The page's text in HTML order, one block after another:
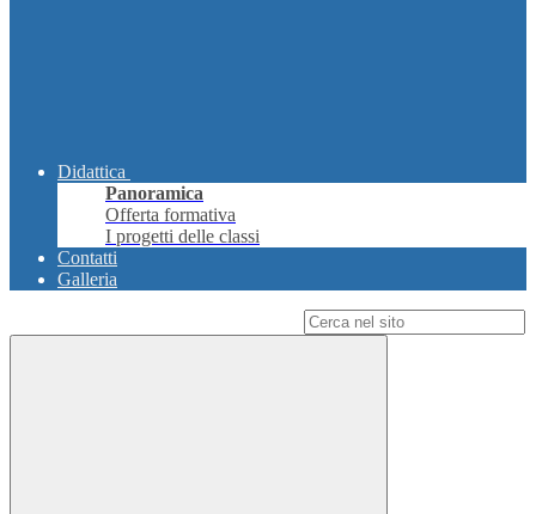
Didattica
Panoramica
Offerta formativa
I progetti delle classi
Contatti
Galleria